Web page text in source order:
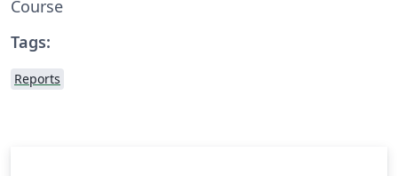
Course
Tags:
Reports